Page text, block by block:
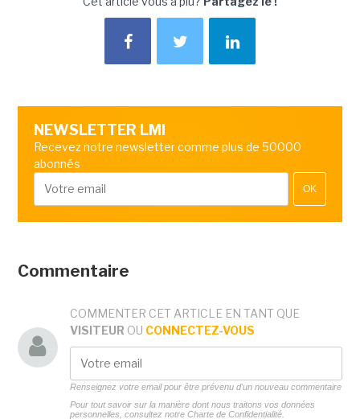
NEWSLETTER LMI
Recevez notre newsletter comme plus de 50000
abonnés
OK
Commentaire
COMMENTER CET ARTICLE EN TANT QUE
VISITEUR OU CONNECTEZ-VOUS
Renseignez votre email pour être prévenu d'un nouveau commentaire
Pour tout savoir sur la manière dont nous traitons vos données
personnelles, consultez notre Charte de Confidentialité.